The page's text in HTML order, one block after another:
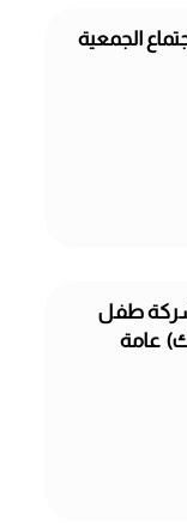
إفصاح عن تشكيل مجلس الإدارة لشركة طفل
عامة